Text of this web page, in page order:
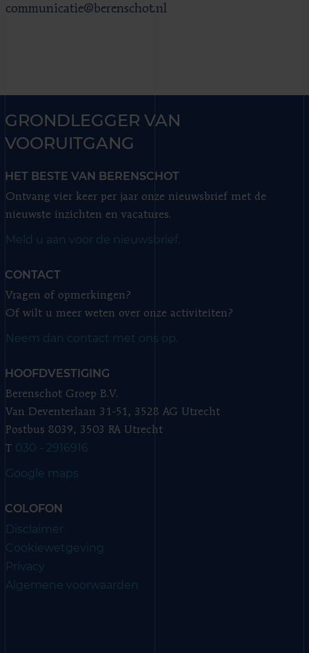
communicatie@berenschot.nl
GRONDLEGGER VAN
VOORUITGANG
HET BESTE VAN BERENSCHOT
Ontvang vier keer per jaar onze nieuwsbrief met de
nieuwste inzichten en vacatures.
Meld u aan voor de nieuwsbrief.
CONTACT
Vragen of opmerkingen?
Of wilt u meer weten over onze activiteiten?
Neem dan contact met ons op.
HOOFDVESTIGING
Berenschot Groep B.V.
Van Deventerlaan 31-51, 3528 AG Utrecht
Postbus 8039, 3503 RA Utrecht
T 030 - 2916916
Google maps
COLOFON
Disclaimer
Cookiewetgeving
Privacy
Algemene voorwaarden